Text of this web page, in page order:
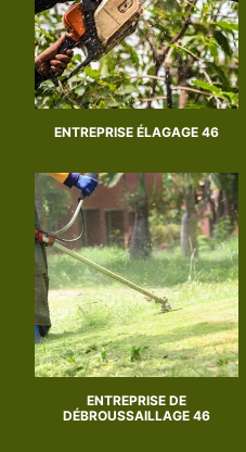
ENTREPRISE ÉLAGAGE 46
ENTREPRISE DE
DÉBROUSSAILLAGE 46